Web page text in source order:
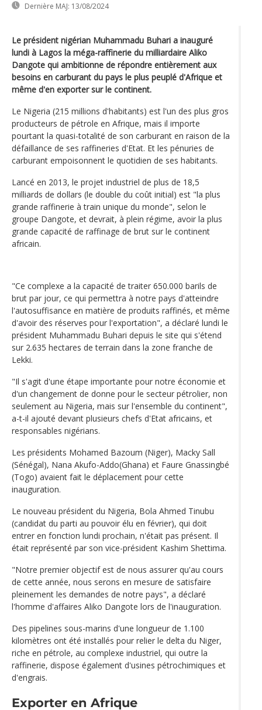
Dernière MAJ: 13/08/2024
Le président nigérian Muhammadu Buhari a inauguré
lundi à Lagos la méga-raffinerie du milliardaire Aliko
Dangote qui ambitionne de répondre entièrement aux
besoins en carburant du pays le plus peuplé d'Afrique et
même d'en exporter sur le continent.
Le Nigeria (215 millions d'habitants) est l'un des plus gros
producteurs de pétrole en Afrique, mais il importe
pourtant la quasi-totalité de son carburant en raison de la
défaillance de ses raffineries d'Etat. Et les pénuries de
carburant empoisonnent le quotidien de ses habitants.
Lancé en 2013, le projet industriel de plus de 18,5
milliards de dollars (le double du coût initial) est "la plus
grande raffinerie à train unique du monde", selon le
groupe Dangote, et devrait, à plein régime, avoir la plus
grande capacité de raffinage de brut sur le continent
africain.
"Ce complexe a la capacité de traiter 650.000 barils de
brut par jour, ce qui permettra à notre pays d'atteindre
l'autosuffisance en matière de produits raffinés, et même
d'avoir des réserves pour l'exportation", a déclaré lundi le
président Muhammadu Buhari depuis le site qui s'étend
sur 2.635 hectares de terrain dans la zone franche de
Lekki.
"Il s'agit d'une étape importante pour notre économie et
d'un changement de donne pour le secteur pétrolier, non
seulement au Nigeria, mais sur l'ensemble du continent",
a-t-il ajouté devant plusieurs chefs d'Etat africains, et
responsables nigérians.
Les présidents Mohamed Bazoum (Niger), Macky Sall
(Sénégal), Nana Akufo-Addo(Ghana) et Faure Gnassingbé
(Togo) avaient fait le déplacement pour cette
inauguration.
Le nouveau président du Nigeria, Bola Ahmed Tinubu
(candidat du parti au pouvoir élu en février), qui doit
entrer en fonction lundi prochain, n'était pas présent. Il
était représenté par son vice-président Kashim Shettima.
"Notre premier objectif est de nous assurer qu'au cours
de cette année, nous serons en mesure de satisfaire
pleinement les demandes de notre pays", a déclaré
l'homme d'affaires Aliko Dangote lors de l'inauguration.
Des pipelines sous-marins d'une longueur de 1.100
kilomètres ont été installés pour relier le delta du Niger,
riche en pétrole, au complexe industriel, qui outre la
raffinerie, dispose également d'usines pétrochimiques et
d'engrais.
Exporter en Afrique